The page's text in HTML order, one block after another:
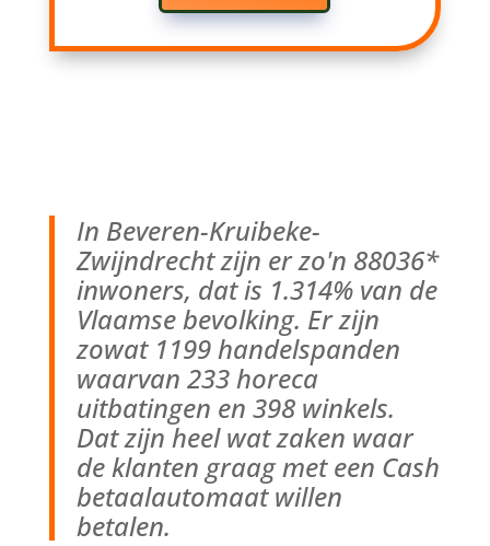
In Beveren-Kruibeke-
Zwijndrecht zijn er zo'n 88036*
inwoners, dat is 1.314% van de
Vlaamse bevolking. Er zijn
zowat 1199 handelspanden
waarvan 233 horeca
uitbatingen en 398 winkels.
Dat zijn heel wat zaken waar
de klanten graag met een Cash
betaalautomaat willen
betalen.